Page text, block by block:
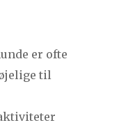
er ofte
til